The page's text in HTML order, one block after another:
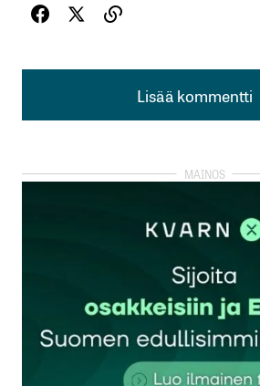
Lisää kommentti
Lisää kommentti
rekisteröityä
Sähköpostiosoitettasi ei julkaista.